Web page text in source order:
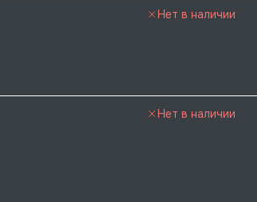
Нет в наличии
Нет в наличии